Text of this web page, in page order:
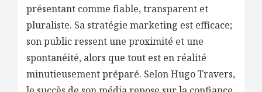
présentant comme fiable, transparent et
pluraliste. Sa stratégie marketing est efficace;
son public ressent une proximité et une
spontanéité, alors que tout est en réalité
minutieusement préparé. Selon Hugo Travers,